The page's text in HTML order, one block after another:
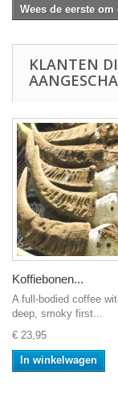
Wees de eerste
KLANTEN
Koffiebonen...
A full-bodied coffee
deep, smoky first...
€ 23,95
In winkelwagen